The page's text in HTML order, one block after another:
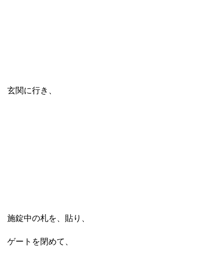
玄関に行き、
施錠中の札を、貼り、
ゲートを閉めて、